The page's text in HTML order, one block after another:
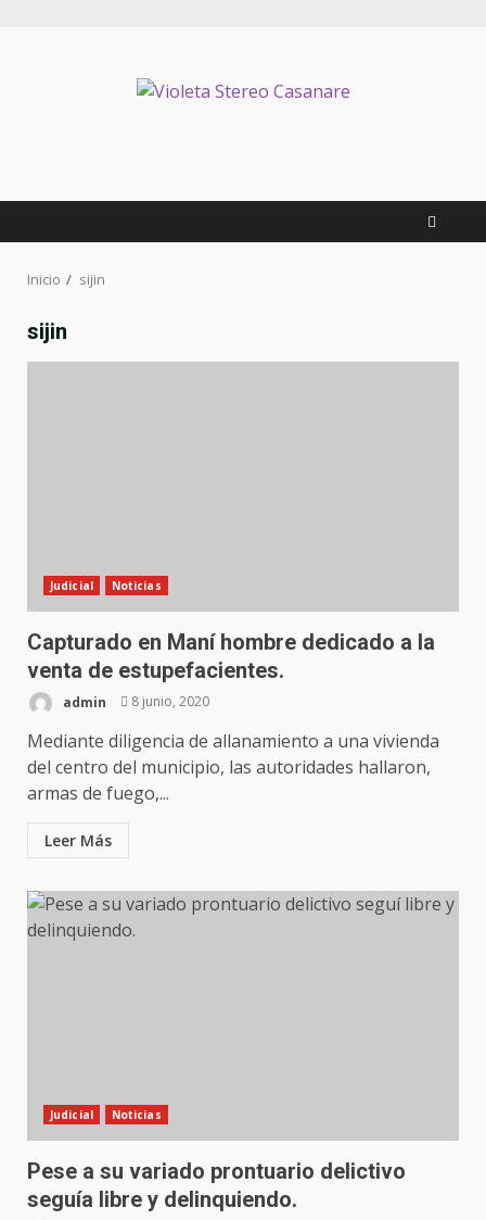
Inicio sijin
sijin
Judicial Noticias
Capturado en Maní hombre dedicado a la
venta de estupefacientes.
admin 8 junio, 2020
Mediante diligencia de allanamiento a una vivienda
del centro del municipio, las autoridades hallaron,
armas de fuego,...
Leer Más
Judicial Noticias
Pese a su variado prontuario delictivo
seguía libre y delinquiendo.